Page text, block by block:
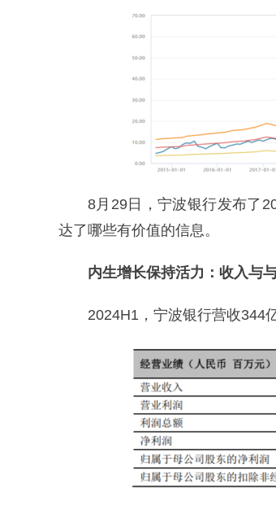
8月29日，宁波银行发布了
达了哪些有价值的信息。
内生增长保持活力：收入与
2024H1，宁波银行营收344